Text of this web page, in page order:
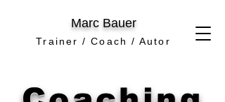
Marc Bauer
Trainer / Coach / Autor